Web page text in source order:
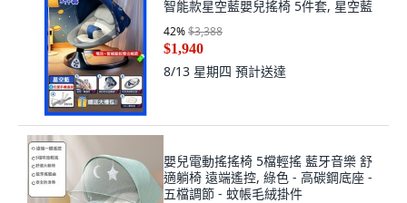
智能款星空藍嬰兒搖椅 5件套, 星空藍
42%$3,388
$1,940
8/13 星期四 預計送達
嬰兒電動搖搖椅 5檔輕搖 藍牙音樂 舒
適躺椅 遠端遙控, 綠色 - 高碳鋼底座 -
五檔調節 - 蚊帳毛絨掛件